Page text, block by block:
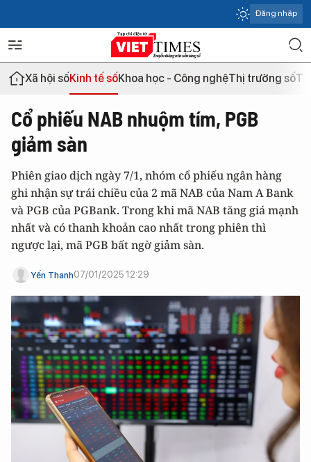
Đăng nhập
Xã hội sốKinh tế sốKhoa học - Công nghệThị trường số
Cổ phiếu NAB nhuộm tím, PGB
giảm sàn
Phiên giao dịch ngày 7/1, nhóm cổ phiếu ngân hàng
ghi nhận sự trái chiều của 2 mã NAB của Nam A Bank
và PGB của PGBank. Trong khi mã NAB tăng giá mạnh
nhất và có thanh khoản cao nhất trong phiên thì
ngược lại, mã PGB bất ngờ giảm sàn.
Yến Thanh07/01/2025 12:29